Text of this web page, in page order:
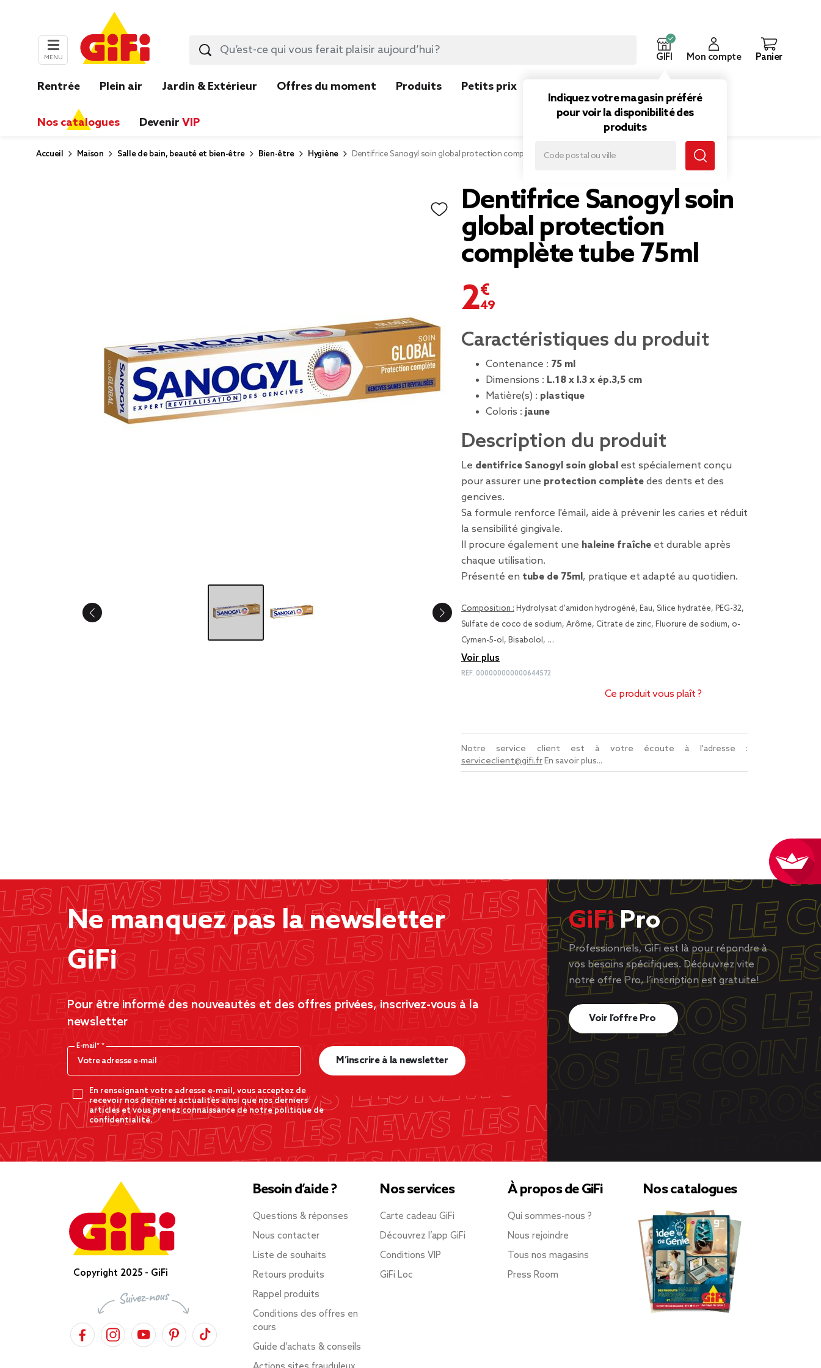
MENU GIFI
Indiquez votre magasin préféré
pour voir la disponibilité des
produits
Mon compte Panier
Rentrée Plein air Jardin & Extérieur Offres du moment Produits Petits prix
Nos catalogues Devenir VIP
Accueil Maison Salle de bain, beauté et bien-être Bien-être Hygiène Dentifrice Sanogyl soin global protection complète tube 75ml
Dentifrice Sanogyl soin
global protection
complète tube 75ml
2,49 €
Caractéristiques du produit
Contenance : 75 ml
Dimensions : L.18 x l.3 x ép.3,5 cm
Matière(s) : plastique
Coloris : jaune
Description du produit
Le dentifrice Sanogyl soin global est spécialement conçu
pour assurer une protection complète des dents et des
gencives.
Sa formule renforce l'émail, aide à prévenir les caries et réduit
la sensibilité gingivale.
Il procure également une haleine fraîche et durable après
chaque utilisation.
Présenté en tube de 75ml, pratique et adapté au quotidien.
Composition : Hydrolysat d'amidon hydrogéné, Eau, Silice hydratée, PEG-32,
Sulfate de coco de sodium, Arôme, Citrate de zinc, Fluorure de sodium, o-
Cymen-5-ol, Bisabolol, …
Voir plus
REF. 000000000000644572
Ce produit vous plaît ?
Notre service client est à votre écoute à l'adresse :
serviceclient@gifi.frEn savoir plus...
Ne manquez pas la newsletter
GiFi
Pour être informé des nouveautés et des offres privées, inscrivez-vous à la
newsletter
E-mail*
En renseignant votre adresse e-mail, vous acceptez de
recevoir nos dernères actualités ainsi que nos derniers
articles et vous prenez connaissance de notre politique de
confidentialité.
M’inscrire à la newsletter
GiFiPro
Professionnels, GiFi est là pour répondre à
vos besoins spécifiques. Découvrez vite
notre offre Pro, l’inscription est gratuite!
Voir l’offre Pro
Copyright 2025 - GiFi
Besoin d’aide ?
Questions & réponses
Nous contacter
Liste de souhaits
Retours produits
Rappel produits
Conditions des offres en
cours
Guide d’achats & conseils
Nos services
Carte cadeau GiFi
Découvrez l’app GiFi
Conditions VIP
GiFi Loc
À propos de GiFi
Qui sommes-nous ?
Nous rejoindre
Tous nos magasins
Press Room
Nos catalogues